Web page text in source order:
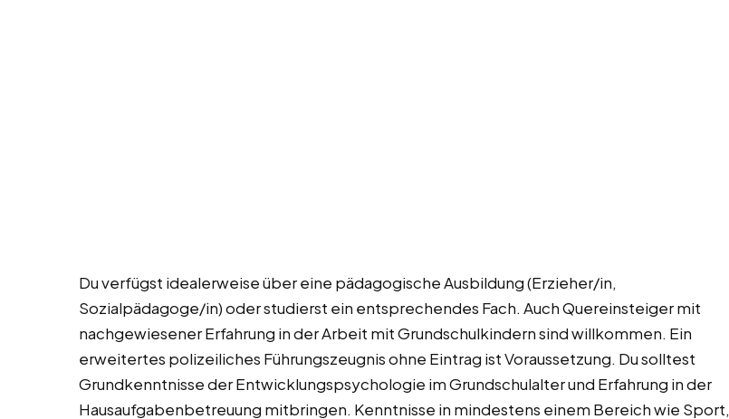
Du verfügst idealerweise über eine pädagogische Ausbildung (Erzieher/in,
Sozialpädagoge/in) oder studierst ein entsprechendes Fach. Auch Quereinsteiger mit
nachgewiesener Erfahrung in der Arbeit mit Grundschulkindern sind willkommen. Ein
erweitertes polizeiliches Führungszeugnis ohne Eintrag ist Voraussetzung. Du solltest
Grundkenntnisse der Entwicklungspsychologie im Grundschulalter und Erfahrung in der
Hausaufgabenbetreuung mitbringen. Kenntnisse in mindestens einem Bereich wie Sport,